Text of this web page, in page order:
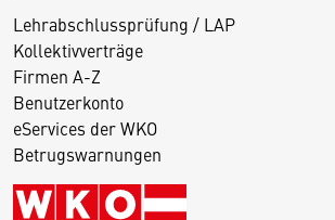
Lehrabschlussprüfung / LAP
Kollektivverträge
Firmen A-Z
Benutzerkonto
eServices der WKO
Betrugswarnungen